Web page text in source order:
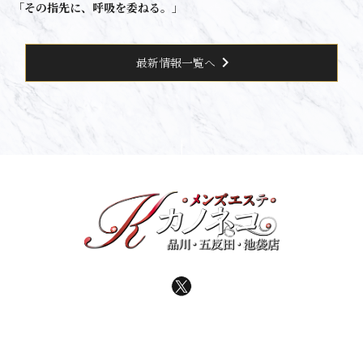
「その指先に、呼吸を委ねる。」
最新情報一覧へ chevron_right